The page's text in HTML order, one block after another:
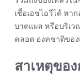
เชื้อเอชไอวีได้ หา
บาดแผล หรือบริเว
คลอด องคชาติขอ
สาเหตุขอ